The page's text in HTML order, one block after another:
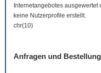
Internetangebotes
keine Nutzerprofile erstellt.
chr(10)
Anfragen und